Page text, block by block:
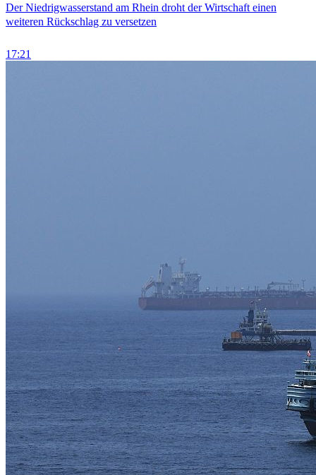
Der Niedrigwasserstand am Rhein droht der Wirtschaft einen
weiteren Rückschlag zu versetzen
17:21